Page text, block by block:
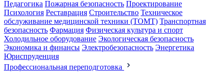
Педагогика Пожарная безопасность Проектирование
Психология Реставрация Строительство Техническое
обслуживание медицинской техники (ТОМТ) Транспортная
безопасность Фармация Физическая культура и спорт
Холодильное оборудование Экологическая безопасность
Экономика и финансы Электробезопасность Энергетика
Юриспруденция
Профессиональная переподготовка